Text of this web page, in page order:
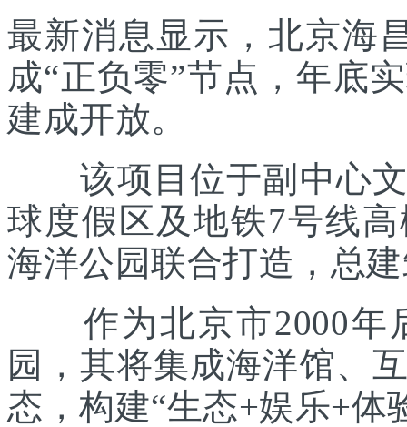
最新消息显示，北京海
成“正负零”节点，年底
建成开放。
该项目位于副中心文
球度假区及地铁7号线
海洋公园联合打造，总
作为北京市2000年
园，其将集成海洋馆、
态，构建“生态+娱乐+体